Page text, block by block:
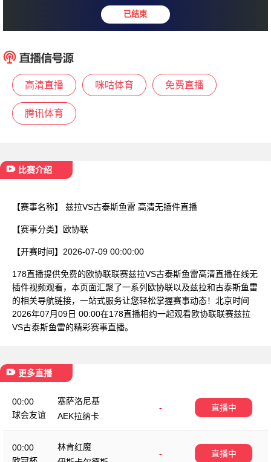
兹拉 : 古泰
高清直播 咪咕体育 免费直播
腾讯体育
比赛介绍
【赛事名称】 兹拉VS古泰斯鱼雷 高清无插件直播
【赛事分类】 欧协联
【开赛时间】 2026-07-09 00:00:00
178直播提供免费的欧协联联赛兹拉VS古泰斯鱼雷高清直播在线无
插件视频观看，本页面汇聚了一系列欧协联以及兹拉和古泰斯鱼雷
的相关导航链接，一站式服务让您轻松掌握赛事动态！北京时间
2026年07月09日 00:00在178直播相约一起观看欧协联联赛兹拉
VS古泰斯鱼雷的精彩赛事直播。
更多直播
00:00
球会友谊
塞萨洛尼基
-
AEK拉纳卡
直播中
00:00
林肯红魔
-
直播中